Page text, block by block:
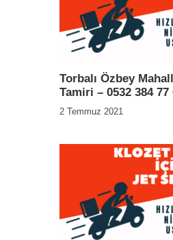
Torbalı Özbey
Tamiri – 0532 384 77
2 Temmuz 2021